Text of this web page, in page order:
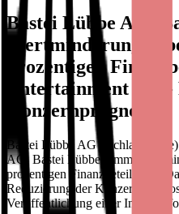
Bastei Lübbe AG:
Wertminderungen
prozentigen
Entertainment vor -
Konzernprognose
Bastei Lübbe AG /
AG: Bastei Lübbe nimmt
prozentigen Finanzbeteiligung
Reduzierung der
Veröffentlichung einer